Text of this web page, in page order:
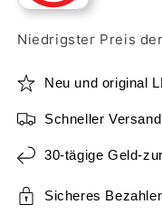
Niedrigster Preis
Neu und original
Schneller
30-tägige Geld-
Sicheres